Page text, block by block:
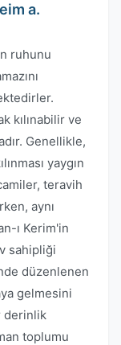
a.
ruhunu
kılınabilir ve
Genellikle,
yaygın
teravih
aynı
ı Kerim'in
sahipliği
düzenlenen
gelmesini
derinlik
toplumu